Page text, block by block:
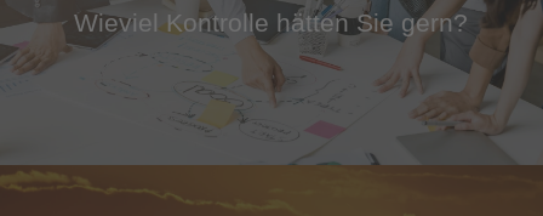
Wieviel Kontrolle hätten Sie gern?